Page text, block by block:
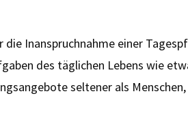
Inanspruchnahme einer
des täglichen Lebens wie
seltener als